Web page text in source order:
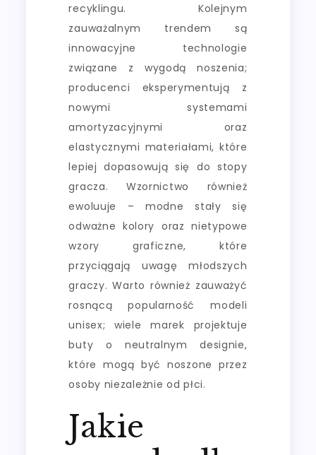
recyklingu. Kolejnym
zauważalnym trendem są
innowacyjne technologie
związane z wygodą noszenia;
producenci eksperymentują z
nowymi systemami
amortyzacyjnymi oraz
elastycznymi materiałami, które
lepiej dopasowują się do stopy
gracza. Wzornictwo również
ewoluuje – modne stały się
odważne kolory oraz nietypowe
wzory graficzne, które
przyciągają uwagę młodszych
graczy. Warto również zauważyć
rosnącą popularność modeli
unisex; wiele marek projektuje
buty o neutralnym designie,
które mogą być noszone przez
osoby niezależnie od płci.
Jakie